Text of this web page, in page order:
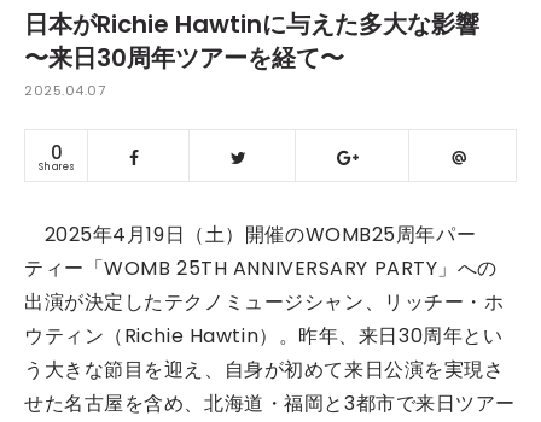
日本がRichie Hawtinに与えた多大な影響
〜来日30周年ツアーを経て〜
2025.04.07
0
Shares
2025年4月19日（土）開催のWOMB25周年パー
ティー「WOMB 25TH ANNIVERSARY PARTY」への
出演が決定したテクノミュージシャン、リッチー・ホ
ウティン（Richie Hawtin）。昨年、来日30周年とい
う大きな節目を迎え、自身が初めて来日公演を実現さ
せた名古屋を含め、北海道・福岡と3都市で来日ツアー